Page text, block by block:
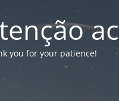
you for your patience!